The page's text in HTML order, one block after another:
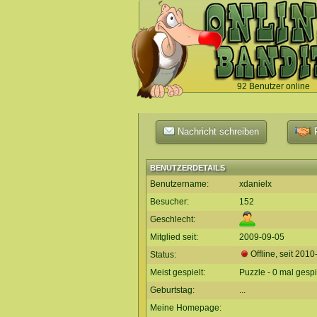
92 Benutzer online
`
Nachricht schreiben
BENUTZERDETAILS
Benutzername:
xdanielx
Besucher:
152
Geschlecht:
Mitglied seit:
2009-09-05
Status:
Offline, seit
Meist gespielt:
Puzzle - 0 mal
Geburtstag:
...
Meine Homepage: